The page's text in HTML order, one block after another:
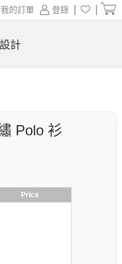
Polo 衫
Price
登錄
我的訂單
計